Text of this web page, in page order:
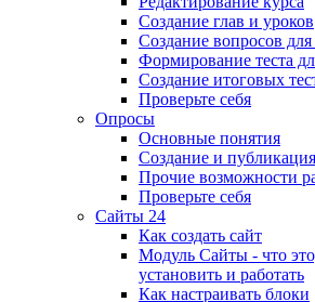
Создание глав и уроков
Создание вопросов для
Формирование теста
Создание итоговых
Проверьте себя
Опросы
Основные понятия
Создание и
Прочие возможности
Проверьте себя
Сайты 24
Как создать сайт
Модуль Сайты - что
установить и работать
Как настраивать блоки